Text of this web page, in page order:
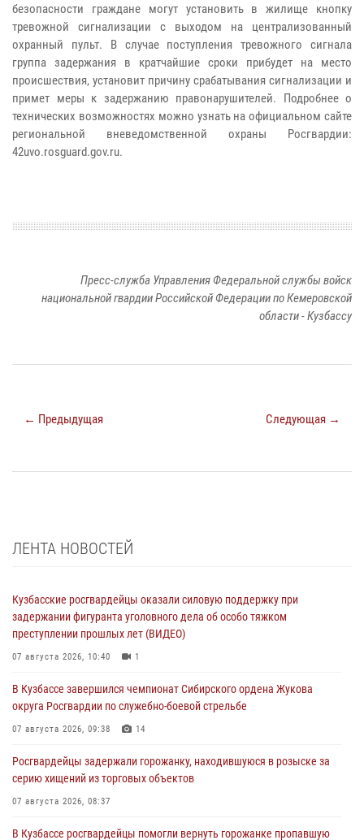
безопасности граждане могут установить в жилище кнопку
тревожной сигнализации с выходом на централизованный
охранный пульт. В случае поступления тревожного сигнала
группа задержания в кратчайшие сроки прибудет на место
происшествия, установит причину срабатывания сигнализации и
примет меры к задержанию правонарушителей. Подробнее о
технических возможностях можно узнать на официальном сайте
региональной вневедомственной охраны Росгвардии:
42uvo.rosguard.gov.ru.
Пресс-служба Управления Федеральной службы войск
национальной гвардии Российской Федерации по Кемеровской
области - Кузбассу
← Предыдущая Следующая →
ЛЕНТА НОВОСТЕЙ
Кузбасские росгвардейцы оказали силовую поддержку при
задержании фигуранта уголовного дела об особо тяжком
преступлении прошлых лет (ВИДЕО)
07 августа 2026, 10:40 1
В Кузбассе завершился чемпионат Сибирского ордена Жукова
округа Росгвардии по служебно-боевой стрельбе
07 августа 2026, 09:38 14
Росгвардейцы задержали горожанку, находившуюся в розыске за
серию хищений из торговых объектов
07 августа 2026, 08:37
В Кузбассе росгвардейцы помогли вернуть горожанке пропавшую